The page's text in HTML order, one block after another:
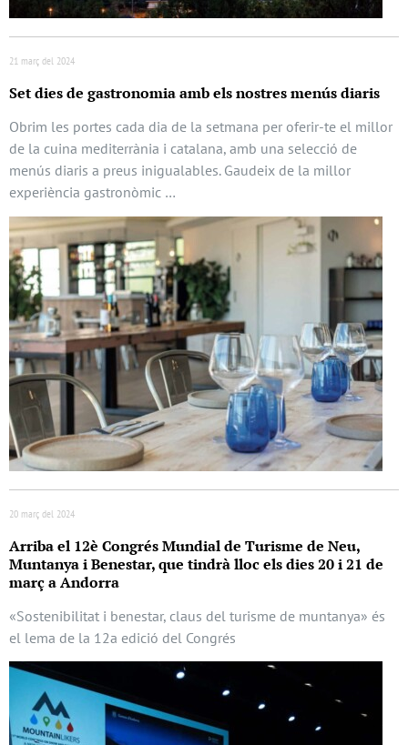
21 març del 2024
Set dies de gastronomia amb els nostres menús diaris
Obrim les portes cada dia de la setmana per oferir-te el millor
de la cuina mediterrània i catalana, amb una selecció de
menús diaris a preus inigualables. Gaudeix de la millor
experiència gastronòmic …
20 març del 2024
Arriba el 12è Congrés Mundial de Turisme de Neu,
Muntanya i Benestar, que tindrà lloc els dies 20 i 21 de
març a Andorra
«Sostenibilitat i benestar, claus del turisme de muntanya» és
el lema de la 12a edició del Congrés